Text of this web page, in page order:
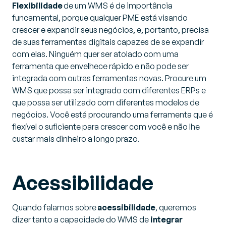
Flexibilidadede um WMS é de importância
funcamental, porque qualquer PME está visando
crescer e expandir seus negócios, e, portanto, precisa
de suas ferramentas digitais capazes de se expandir
com elas. Ninguém quer ser atolado com uma
ferramenta que envelhece rápido e não pode ser
integrada com outras ferramentas novas. Procure um
WMS que possa ser integrado com diferentes ERPs e
que possa ser utilizado com diferentes modelos de
negócios. Você está procurando uma ferramenta que é
flexível o suficiente para crescer com você e não lhe
custar mais dinheiro a longo prazo.
Acessibilidade
Quando falamos sobreacessibilidade, queremos
dizer tanto a capacidade do WMS de integrar